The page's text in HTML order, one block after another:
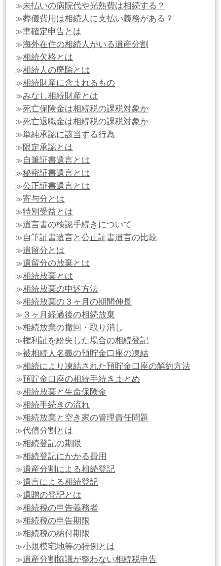
≫未払いの病院代や光熱費は相続する？
≫葬儀費用は相続人に支払い義務がある？
≫準確定申告とは
≫海外在住の相続人がいる遺産分割
≫相続欠格とは
≫相続人の廃除とは
≫相続財産に含まれるもの
≫みなし相続財産とは
≫死亡保険金は相続税の課税対象か
≫死亡退職金は相続税の課税対象か
≫単純承認に該当する行為
≫限定承認とは
≫自筆証書遺言とは
≫秘密証書遺言とは
≫公正証書遺言とは
≫寄与分とは
≫特別受益とは
≫遺言書の検認手続きについて
≫自筆証書遺言と公正証書遺言の比較
≫遺留分とは
≫遺留分の放棄とは
≫相続放棄とは
≫相続放棄の申述方法
≫相続放棄の３ヶ月の期間伸長
≫ ３ヶ月経過後の相続放棄
≫相続放棄の撤回・取り消し
≫権利証を紛失した場合の相続登記
≫被相続人名義の預貯金口座の凍結
≫相続により凍結された預貯金口座の解約方法
≫預貯金口座の相続手続きまとめ
≫相続放棄と生命保険金
≫相続手続きの流れ
≫相続放棄と空き家の管理責任問題
≫代償分割とは
≫相続登記の期限
≫相続登記にかかる費用
≫遺産分割による相続登記
≫遺言による相続登記
≫遺贈の登記とは
≫相続税の申告義務者
≫相続税の申告期限
≫相続税の納付期限
≫小規模宅地等の特例とは
≫遺産分割協議が整わない相続税申告